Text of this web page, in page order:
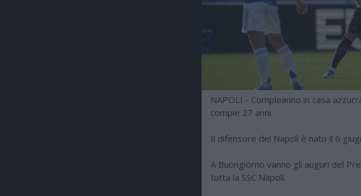
NAPOLI - Compleanno in casa
compie 27 anni.
Il difensore del Napoli è nato il 6
A Buongiorno vanno gli auguri del
tutta la SSC Napoli.